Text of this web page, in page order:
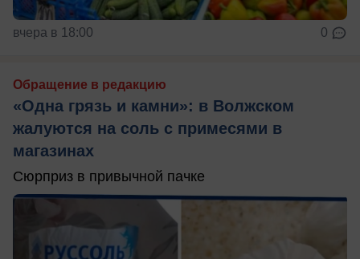
вчера в 18:00 0
Обращение в редакцию
«Одна грязь и камни»: в Волжском
жалуются на соль с примесями в
магазинах
Сюрприз в привычной пачке